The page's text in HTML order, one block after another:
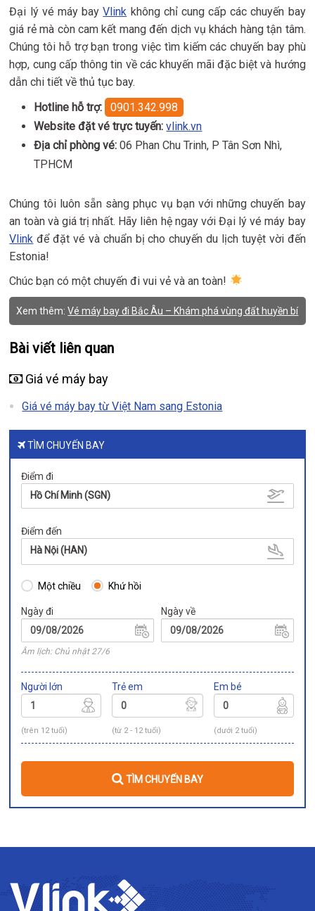
Đại lý vé máy bayVlink không chỉ cung cấp các chuyến bay
giá rẻ mà còn cam kết mang đến dịch vụ khách hàng tận tâm.
Chúng tôi hỗ trợ bạn trong việc tìm kiếm các chuyến bay phù
hợp, cung cấp thông tin về các khuyến mãi đặc biệt và hướng
dẫn chi tiết về thủ tục bay.
Hotline hỗ trợ:
0901.342.998
Website đặt vé trực tuyến: vlink.vn
Địa chỉ phòng vé: 06 Phan Chu Trinh, P Tân Sơn Nhì,
TPHCM
Chúng tôi luôn sẵn sàng phục vụ bạn với những chuyến bay
an toàn và giá trị nhất. Hãy liên hệ ngay với Đại lý vé máy bay
Vlink để đặt vé và chuẩn bị cho chuyến du lịch tuyệt vời đến
Estonia!
Chúc bạn có một chuyến đi vui vẻ và an toàn!
Xem thêm:Vé máy bay đi Bắc Âu – Khám phá vùng đất huyền bí
Bài viết liên quan
Giá vé máy bay
Giá vé máy bay từ Việt Nam sang Estonia
TÌM CHUYẾN BAY
Điểm đi
Hồ Chí Minh (SGN)
Điểm đến
Hà Nội (HAN)
Một chiều Khứ hồi
Ngày đi
Âm lịch: Chủ nhật 27/6
Ngày về
Người lớn
(trên 12 tuổi)
Trẻ em
(từ 2 - 12 tuổi)
Em bé
(dưới 2 tuổi)
TÌM CHUYẾN BAY